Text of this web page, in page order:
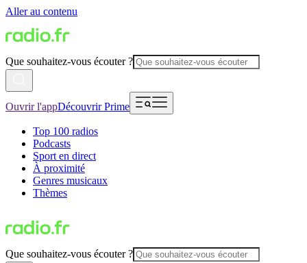
Aller au contenu
Que souhaitez-vous écouter ?
Ouvrir l'appDécouvrir Prime
Top 100 radios
Podcasts
Sport en direct
À proximité
Genres musicaux
Thèmes
Que souhaitez-vous écouter ?